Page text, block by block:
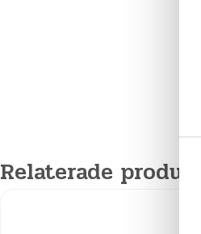
Relaterade